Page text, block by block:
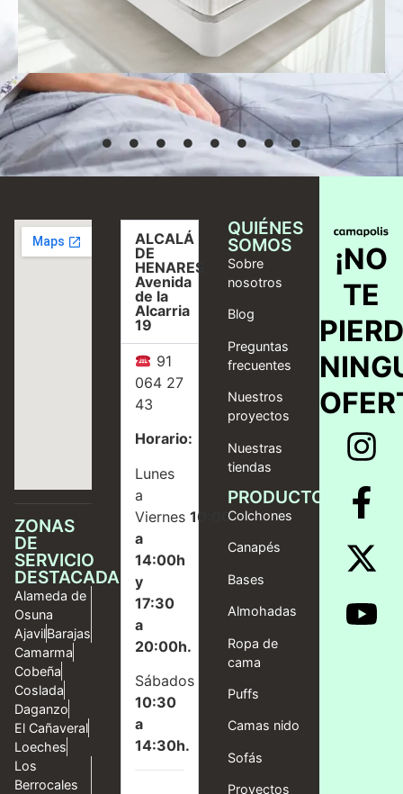
Seleccionar
opciones
ZONAS
DE
SERVICIO
DESTACADAS
Alameda de
Osuna
AjavilBarajas
Camarma
Cobeña
Coslada
Daganzo
El Cañaveral
Loeches
Los
Berrocales
ALCALÁ
DE
HENARES,
Avenida
de la
Alcarria
19
91
064 27
43
Horario:
Lunes
a
Viernes10:00
a
14:00h
y
17:30
a
20:00h.
Sábados
10:30
a
14:30h.
QUIÉNES
SOMOS
Sobre
nosotros
Blog
Preguntas
frecuentes
Nuestros
proyectos
Nuestras
tiendas
PRODUCTOS
Colchones
Canapés
Bases
Almohadas
Ropa de
cama
Puffs
Camas nido
Sofás
Proyectos
¡NO
TE